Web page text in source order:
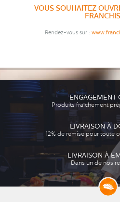
VOUS SOUHAITEZ
Rendez-vous sur :
ENGAGEMENT
Produits fraîchement
LIVRAISON À
12% de remise pour toute
LIVRAISON À
Dans un de nos